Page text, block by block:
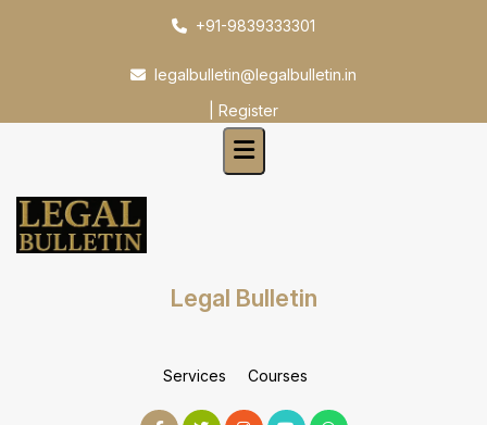
+91-9839333301
legalbulletin@legalbulletin.in
Register
Legal Bulletin
Services Courses